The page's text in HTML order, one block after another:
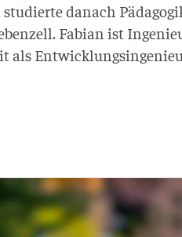
danach
Fabi­an ist
als